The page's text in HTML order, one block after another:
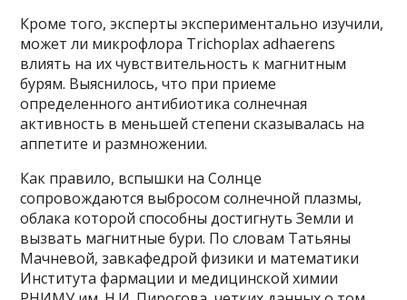
Кроме того, эксперты экспериментально изучили,
может ли микрофлора Trichoplax adhaerens
влиять на их чувствительность к магнитным
бурям. Выяснилось, что при приеме
определенного антибиотика солнечная
активность в меньшей степени сказывалась на
аппетите и размножении.
Как правило, вспышки на Солнце
сопровождаются выбросом солнечной плазмы,
облака которой способны достигнуть Земли и
вызвать магнитные бури. По словам Татьяны
Мачневой, завкафедрой физики и математики
Института фармации и медицинской химии